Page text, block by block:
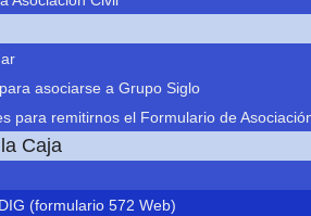
asociarse a Grupo Siglo
para remitirnos el Formulario de
Caja
(formulario 572 Web)